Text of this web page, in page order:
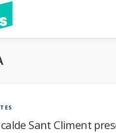
Sant Climent